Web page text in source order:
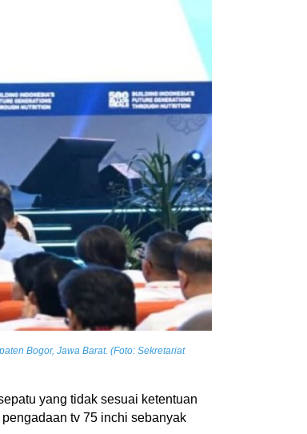
Bogor, Jawa Barat. (Foto: Sekretariat
yang tidak sesuai ketentuan
tv 75 inchi sebanyak